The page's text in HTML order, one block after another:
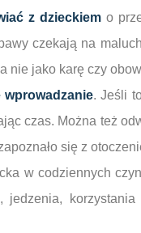
z dzieckiem o
czekają na
nie jako karę czy
wprowadzanie. Jeśli
czas. Można też
się z
w codziennych
jedzenia,